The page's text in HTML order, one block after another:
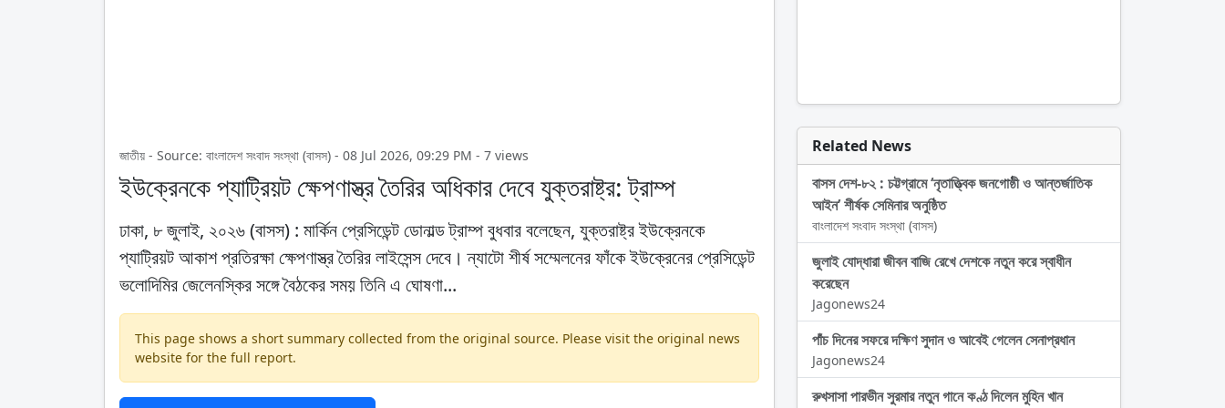
জাতীয় - Source: বাংলাদেশ সংবাদ সংস্থা (বাসস) - 08 Jul 2026, 09:29 PM - 7 views
ইউক্রেনকে প্যাট্রিয়ট ক্ষেপণাস্ত্র তৈরির অধিকার দেবে যুক্তরাষ্ট্র: ট্রাম্প
ঢাকা, ৮ জুলাই, ২০২৬ (বাসস) : মার্কিন প্রেসিডেন্ট ডোনাল্ড ট্রাম্প বুধবার বলেছেন, যুক্তরাষ্ট্র ইউক্রেনকে
প্যাট্রিয়ট আকাশ প্রতিরক্ষা ক্ষেপণাস্ত্র তৈরির লাইসেন্স দেবে। ন্যাটো শীর্ষ সম্মেলনের ফাঁকে ইউক্রেনের প্রেসিডেন্ট
ভলোদিমির জেলেনস্কির সঙ্গে বৈঠকের সময় তিনি এ ঘোষণা...
This page shows a short summary collected from the original source. Please visit the original news
website for the full report.
Related News
বাসস দেশ-৮২ : চট্টগ্রামে ‘নৃতাত্ত্বিক জনগোষ্ঠী ও আন্তর্জাতিক
আইন’ শীর্ষক সেমিনার অনুষ্ঠিত
বাংলাদেশ সংবাদ সংস্থা (বাসস)
জুলাই যোদ্ধারা জীবন বাজি রেখে দেশকে নতুন করে স্বাধীন
করেছেন
Jagonews24
পাঁচ দিনের সফরে দক্ষিণ সুদান ও আবেই গেলেন সেনাপ্রধান
Jagonews24
রুখসাসা পারভীন সুরমার নতুন গানে কণ্ঠ দিলেন মুহিন খান